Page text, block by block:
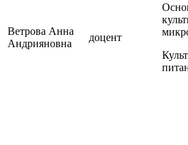
Ветрова Анна
Андрияновна
доцент